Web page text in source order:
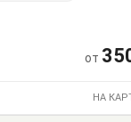
от
НА